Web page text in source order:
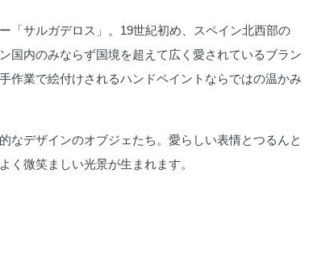
「サルガデロス」。19世紀初め、スペイン北西部の
国内のみならず国境を超えて広く愛されているブラン
作業で絵付けされるハンドペイントならではの温かみ
なデザインのオブジェたち。愛らしい表情とつるんと
く微笑ましい光景が生まれます。